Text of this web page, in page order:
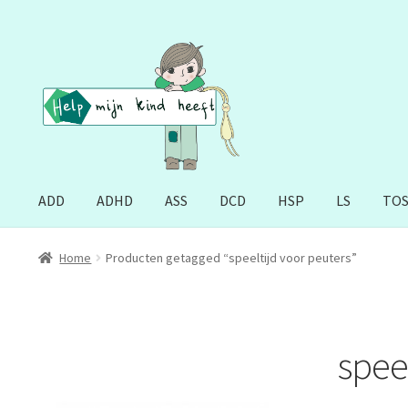
naar
navigatie
de
inhoud
ADD ADHD ASS DCD HSP LS TOS
Home Producten getagged “speeltijd voor peuters”